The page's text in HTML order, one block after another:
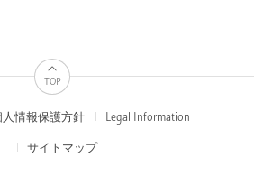
TOP
人情報保護方針 Legal Information
サイトマップ